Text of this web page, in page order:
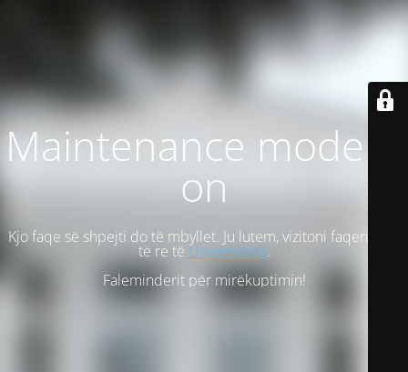
Maintenance mode is
on
Kjo faqe së shpejti do të mbyllet. Ju lutem, vizitoni faqen tonë
të re të Universitetit.
Faleminderit për mirëkuptimin!